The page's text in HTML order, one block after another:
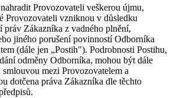
Provozovateli veškerou újmu,
Provozovateli vzniknou v důsledku
práv Zákazníka z vadného plnění,
jiného porušení povinností Odborníka
(dále jen „Postih"). Podrobnosti Postihu,
odměny Odborníka, mohou být dále
smlouvou mezi Provozovatelem a
dotčena práva Zákazníka dle těchto